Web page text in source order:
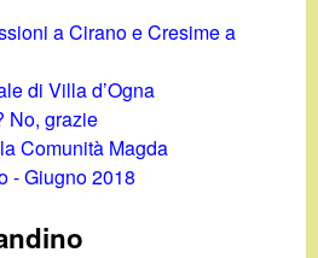
a Cirano e Cresime a
di Villa d’Ogna
No, grazie
Comunità Magda
- Giugno 2018